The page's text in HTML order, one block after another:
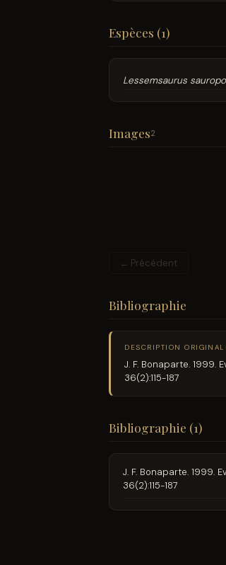
Espèces (1)
Lessemsaurus
Images2
← Précédent
Bibliographie
DESCRIPTION
J. F. Bonaparte.
36(2):115-187
Bibliographie (1)
J. F. Bonaparte.
36(2):115-187